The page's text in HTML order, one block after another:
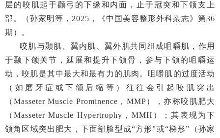
层的咬肌起于颧弓的下缘和内面，止于冠突和下颌支上
部。（孙家明等，2025，《中国美容整形外科杂志》第36
期）。
咬肌与颞肌、翼内肌、翼外肌共同组成咀嚼肌，作用
于颞下颌关节，延展和提升下颌骨，参与下颌的咀嚼运
动，咬肌是其中最大和最有力的肌肉。咀嚼肌的过度活动
（如磨牙症或下颌后缩等）往往会引起咬肌突出
（Masseter Muscle Prominence，MMP），亦称咬肌肥大
（Masseter Muscle Hypertrophy，MMH）；其表现为下
颌角区域突出肥大，下面部脸型成“方形”或“梯形”（孙家